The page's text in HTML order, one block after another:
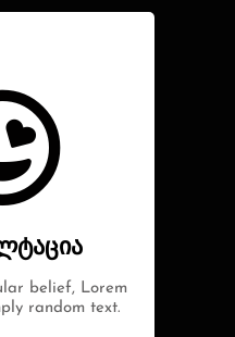
belief, Lorem
random text.